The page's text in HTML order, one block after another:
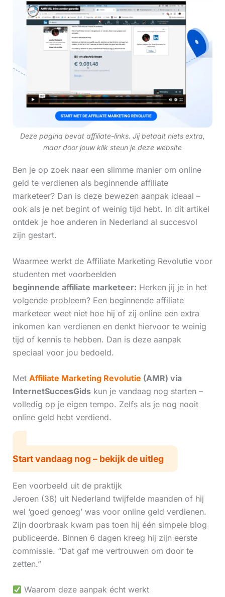
Deze pagina bevat affiliate-links. Jij betaalt niets extra,
maar door jouw klik steun je deze website
Ben je op zoek naar een slimme manier om online
geld te verdienen als beginnende affiliate
marketeer? Dan is deze bewezen aanpak ideaal –
ook als je net begint of weinig tijd hebt. In dit artikel
ontdek je hoe anderen in Nederland al succesvol
zijn gestart.
Waarmee werkt de Affiliate Marketing Revolutie voor
studenten met voorbeelden
beginnende affiliate marketeer: Herken jij je in het
volgende probleem? Een beginnende affiliate
marketeer weet niet hoe hij of zij online een extra
inkomen kan verdienen en denkt hiervoor te weinig
tijd of kennis te hebben. Dan is deze aanpak
speciaal voor jou bedoeld.
Met Affiliate Marketing Revolutie (AMR) via
InternetSuccesGidskun je vandaag nog starten –
volledig op je eigen tempo. Zelfs als je nog nooit
online geld hebt verdiend.
Start vandaag nog – bekijk de uitleg
Een voorbeeld uit de praktijk
Jeroen (38) uit Nederland twijfelde maanden of hij
wel ‘goed genoeg’ was voor online geld verdienen.
Zijn doorbraak kwam pas toen hij één simpele blog
publiceerde. Binnen 6 dagen kreeg hij zijn eerste
commissie. “Dat gaf me vertrouwen om door te
zetten.”
Waarom deze aanpak écht werkt